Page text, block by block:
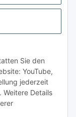
Sie den
YouTube,
jederzeit
Details